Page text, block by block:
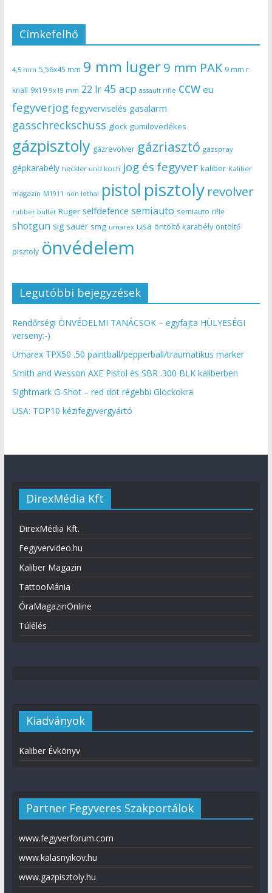
Címkefelhő
4,5 mm 5,56x45 mm 9 mm luger9 mm PAK 9 mm r
knall 9x19 9x19 mm 22 lr 45 acp assault rifle ccw eu
fegyverjog fegyverviselés gasalarm
gasschreckschuss glock gumilövedékes
gázpisztoly gázrevolver gázriasztó gázspray
gépkarabély heckler und koch jog és fegyver kaliber Kaliber
magazin M1911 non lethal pistol pisztoly revolver
rubber bullet Ruger selfdefence semiauto semiauto rifle
shotgun sig sauer smg umarex usa öntöltő karabély öntöltő
pisztoly önvédelem
Legutóbbi bejegyzések
Rendőrségi ÖNVÉDELMI TANÁCSOK – egyfajta HÜLYESÉGI
verseny:-)
Umarex TPX50 .50 paintball/pepperball/traumatikus marker
Smith and Wesson AXE Pistol és SBR .300 BLK kaliberben
Sightmark G-Shot – red dot régebbi Glockokra
USA: TOP10 kézifegyvergyártó
DirexMédia Kft
DirexMédia Kft.
Fegyvervideo.hu
Kaliber Magazin
TattooMánia
ÓraMagazinOnline
Túlélés
Kiadványok
Kaliber Évkönyv
Partner Fegyveres Szakportálok
www.fegyverforum.com
www.kalasnyikov.hu
www.gazpisztoly.hu